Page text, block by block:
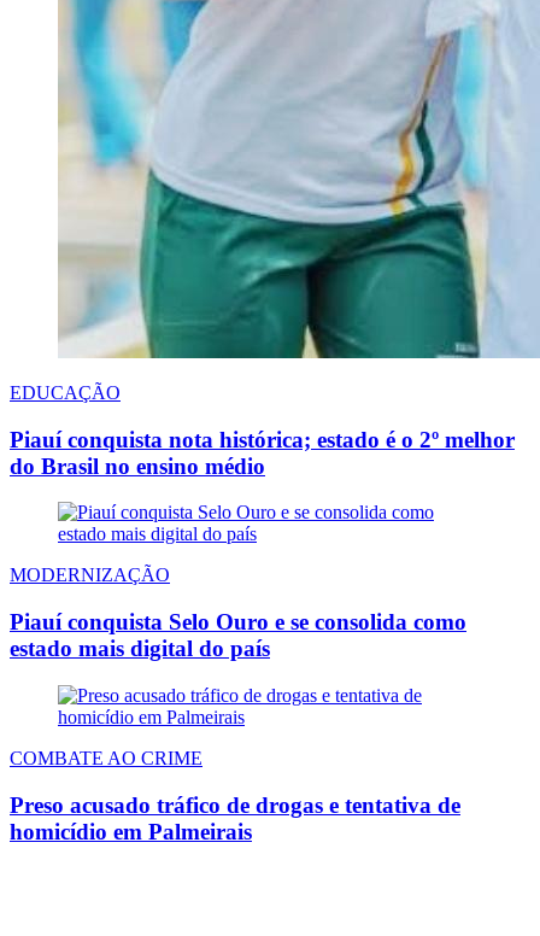
EDUCAÇÃO
Piauí conquista nota histórica; estado é o 2º melhor
do Brasil no ensino médio
MODERNIZAÇÃO
Piauí conquista Selo Ouro e se consolida como
estado mais digital do país
COMBATE AO CRIME
Preso acusado tráfico de drogas e tentativa de
homicídio em Palmeirais